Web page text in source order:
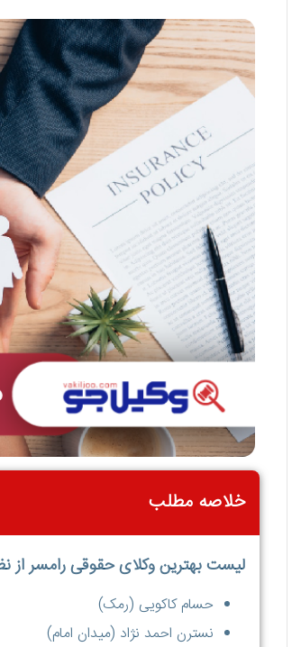
خلاصه مطلب
لیست بهترین وکلای حقوقی رامسر از
حسام کاکویی (رمک)
نسترن احمد نژاد (میدان امام)